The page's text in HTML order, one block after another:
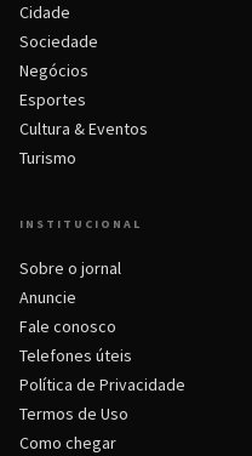
Cidade
Sociedade
Negócios
Esportes
Cultura & Eventos
Turismo
INSTITUCIONAL
Sobre o jornal
Anuncie
Fale conosco
Telefones úteis
Política de Privacidade
Termos de Uso
Como chegar